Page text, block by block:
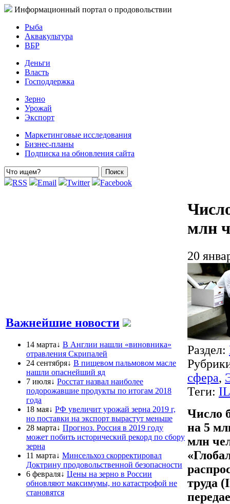
Информационный портал о продовольствии
Рыба
Аквакультура
ВБР
Деньги
Власть
Господдержка
Зерно
Урожай
Экспорт
Маркетинговые исследования
Бизнес-планы
Подписка на обновления сайта
RSS Email Twitter Facebook
Важнейшие новости
14 марта↓ В Англии нашли «виновника»
отравления Скрипалей
24 сентября↓ В пищевом пальмовом масле
нашли опаснейший яд
7 июля↓ Росстат назвал наиболее
подорожавшие продукты по итогам 2018
года
18 мая↓ РФ увеличит урожай зерна 2019 г,
но поставки на экспорт вырастут меньше
28 марта↓ Прогноз. Россия в 2019 году
может побить исторический рекорд по сбору
зерна
11 марта↓ Минсельхоз скорректировал
Доктрину продовольственной безопасности
6 февраля↓ Цены на зерно в России
обновляют максимумы, но катастрофой не
становятся
млн
20
Раздел:
сфера,
Теги:
Число
на 5
млн
труда